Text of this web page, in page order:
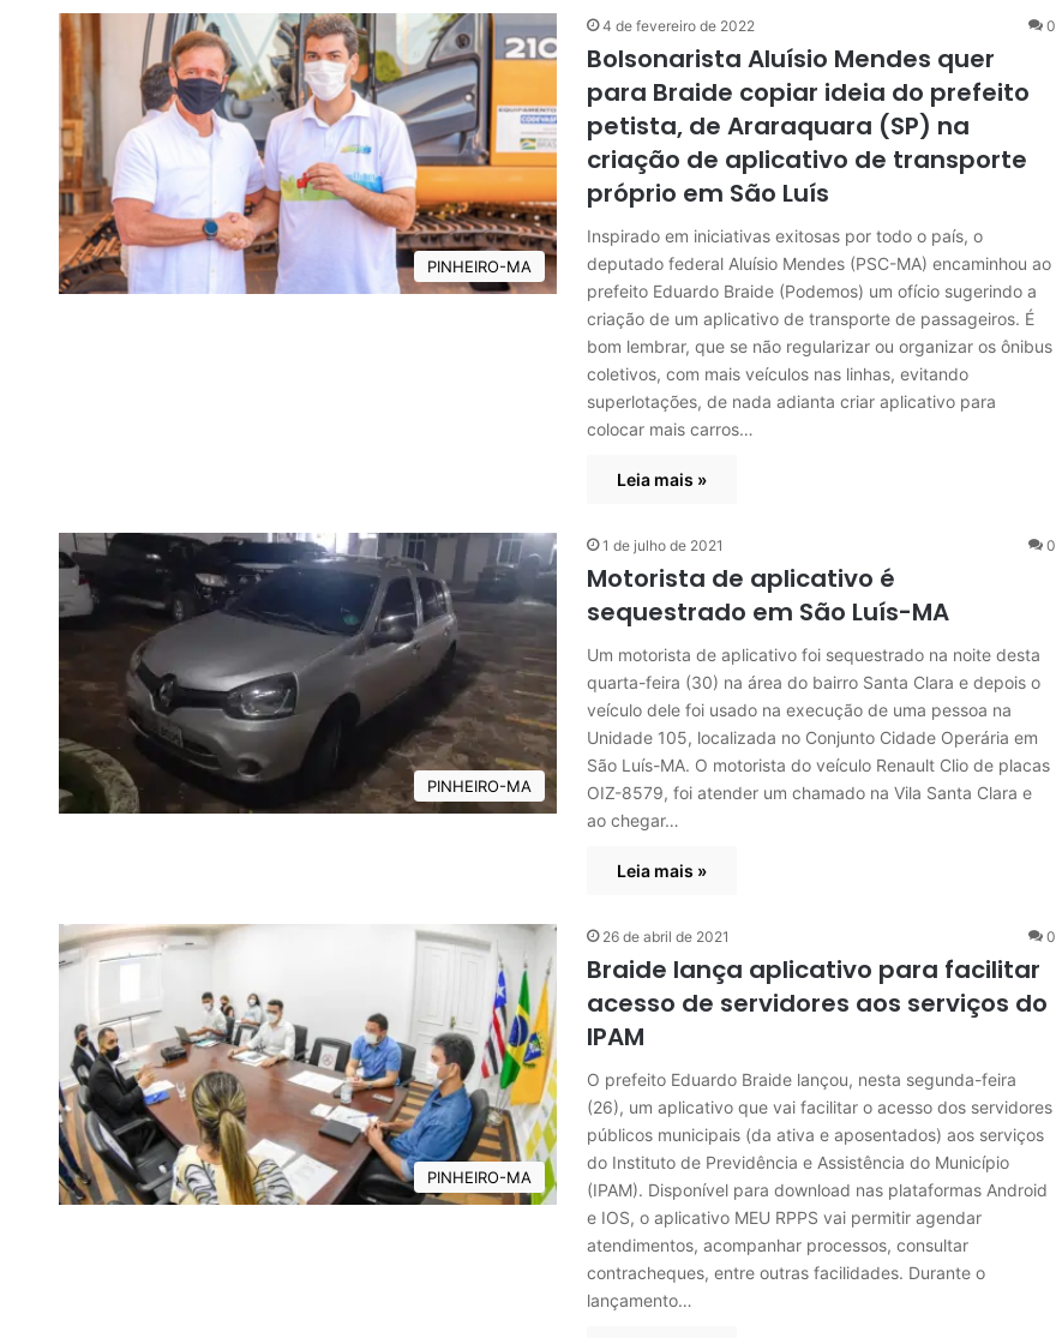
PINHEIRO-MA
4 de fevereiro de 2022 0
Bolsonarista Aluísio Mendes quer
para Braide copiar ideia do prefeito
petista, de Araraquara (SP) na
criação de aplicativo de transporte
próprio em São Luís
Inspirado em iniciativas exitosas por todo o país, o
deputado federal Aluísio Mendes (PSC-MA) encaminhou ao
prefeito Eduardo Braide (Podemos) um ofício sugerindo a
criação de um aplicativo de transporte de passageiros. É
bom lembrar, que se não regularizar ou organizar os ônibus
coletivos, com mais veículos nas linhas, evitando
superlotações, de nada adianta criar aplicativo para
colocar mais carros…
Leia mais »
PINHEIRO-MA
1 de julho de 2021 0
Motorista de aplicativo é
sequestrado em São Luís-MA
Um motorista de aplicativo foi sequestrado na noite desta
quarta-feira (30) na área do bairro Santa Clara e depois o
veículo dele foi usado na execução de uma pessoa na
Unidade 105, localizada no Conjunto Cidade Operária em
São Luís-MA. O motorista do veículo Renault Clio de placas
OIZ-8579, foi atender um chamado na Vila Santa Clara e
ao chegar…
Leia mais »
PINHEIRO-MA
26 de abril de 2021 0
Braide lança aplicativo para facilitar
acesso de servidores aos serviços do
IPAM
O prefeito Eduardo Braide lançou, nesta segunda-feira
(26), um aplicativo que vai facilitar o acesso dos servidores
públicos municipais (da ativa e aposentados) aos serviços
do Instituto de Previdência e Assistência do Município
(IPAM). Disponível para download nas plataformas Android
e IOS, o aplicativo MEU RPPS vai permitir agendar
atendimentos, acompanhar processos, consultar
contracheques, entre outras facilidades. Durante o
lançamento…